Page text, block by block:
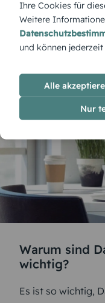
die Größe und das
jeder alle
und kann sich
Warum sind
wichtig?
Es ist so wichtig,
Ihre Cookies für
Weitere
und können
Alle
Nur